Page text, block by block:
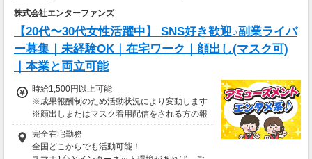
株式会社エンターファンズ
【20代〜30代女性活躍中】 SNS好き歓迎♪副業ライバ
ー募集｜未経験OK｜在宅ワーク｜顔出し(マスク可)
｜本業と両立可能
時給1,500円以上可能
※成果報酬制のため活動状況により変動します
※顔出しまたはマスク着用配信をされる方の報
酬基準となります
【収入例】
■事務職Aさん（週3日・月50時間程度）
完全在宅勤務
全国どこからでも活動可能！